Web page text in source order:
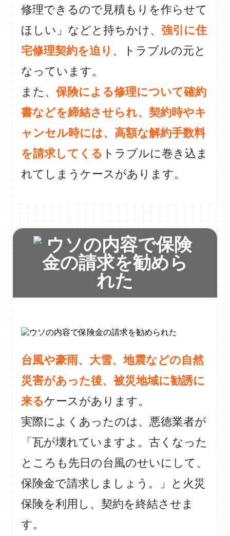
修理できるので見積もりを作らせて
ほしい」などと持ちかけ、強引に住
宅修理契約を迫り 、トラブルの元と
なっています。
また、保険による修理について確約
書などを締結させられ、契約時やキ
ャンセル時には、高額な解約手数料
を請求してくる トラブルに巻き込ま
れてしまうケースがあります。
台風や豪雨、大雪、地震などの自然
災害があった後、被災地域に勧誘に
来るケースがあります。
実際によくあったのは、悪徳業者が
「瓦が壊れていますよ。古くなった
ところも先日の台風のせいにして、
保険金で請求しましょう。」と火災
保険を利用し、契約を終結させま
す。